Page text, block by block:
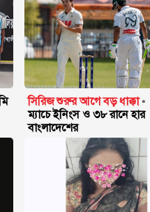
সিরিজ শুরুর আগে বড় ধাক্কা
ম্যাচে ইনিংস ও ৩৮ রানে হার
বাংলাদেশের